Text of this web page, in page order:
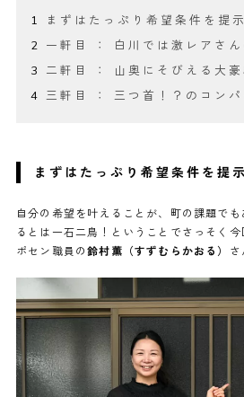
まずはたっぷり希望条件を提示
一軒目 ： 白川では激レアさん
二軒目 ： 山奥にそびえる大
三軒目 ： 三つ首！？のコン
まずはたっぷり希望条件を提示
自分の希望を叶えることが、町の課題で
るとは一石二鳥！ということでさっそく
ポセン職員の鈴村薫（すずむらかおる） さ